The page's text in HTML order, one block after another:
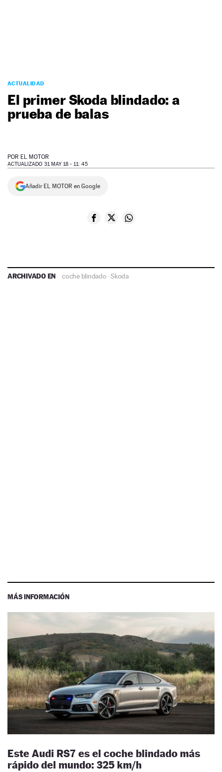
ACTUALIDAD
El primer Skoda blindado: a
prueba de balas
POR EL MOTOR
ACTUALIZADO 31 MAY 18 - 11: 45
Añadir EL MOTOR en Google
ARCHIVADO EN coche blindado ·Skoda
MÁS INFORMACIÓN
Este Audi RS7 es el coche blindado más
rápido del mundo: 325 km/h